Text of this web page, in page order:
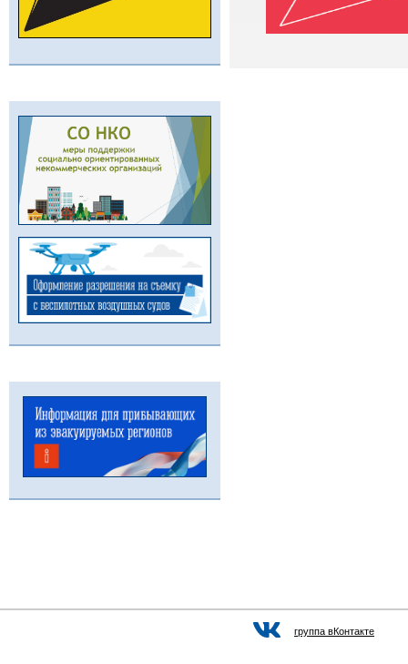
группа вКонтакте